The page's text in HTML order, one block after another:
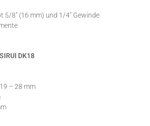
5/8″ (16 mm) und 1/4″ Gewinde
DK18
– 28 mm